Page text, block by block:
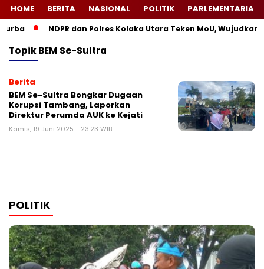
HOME BERITA NASIONAL POLITIK PARLEMENTARIA
NDPR dan Polres Kolaka Utara Teken MoU, Wujudkan
TopikBEM Se-Sultra
Berita
BEM Se-Sultra Bongkar Dugaan
Korupsi Tambang, Laporkan
Direktur Perumda AUK ke Kejati
Kamis, 19 Juni 2025 - 23:23 WIB
POLITIK